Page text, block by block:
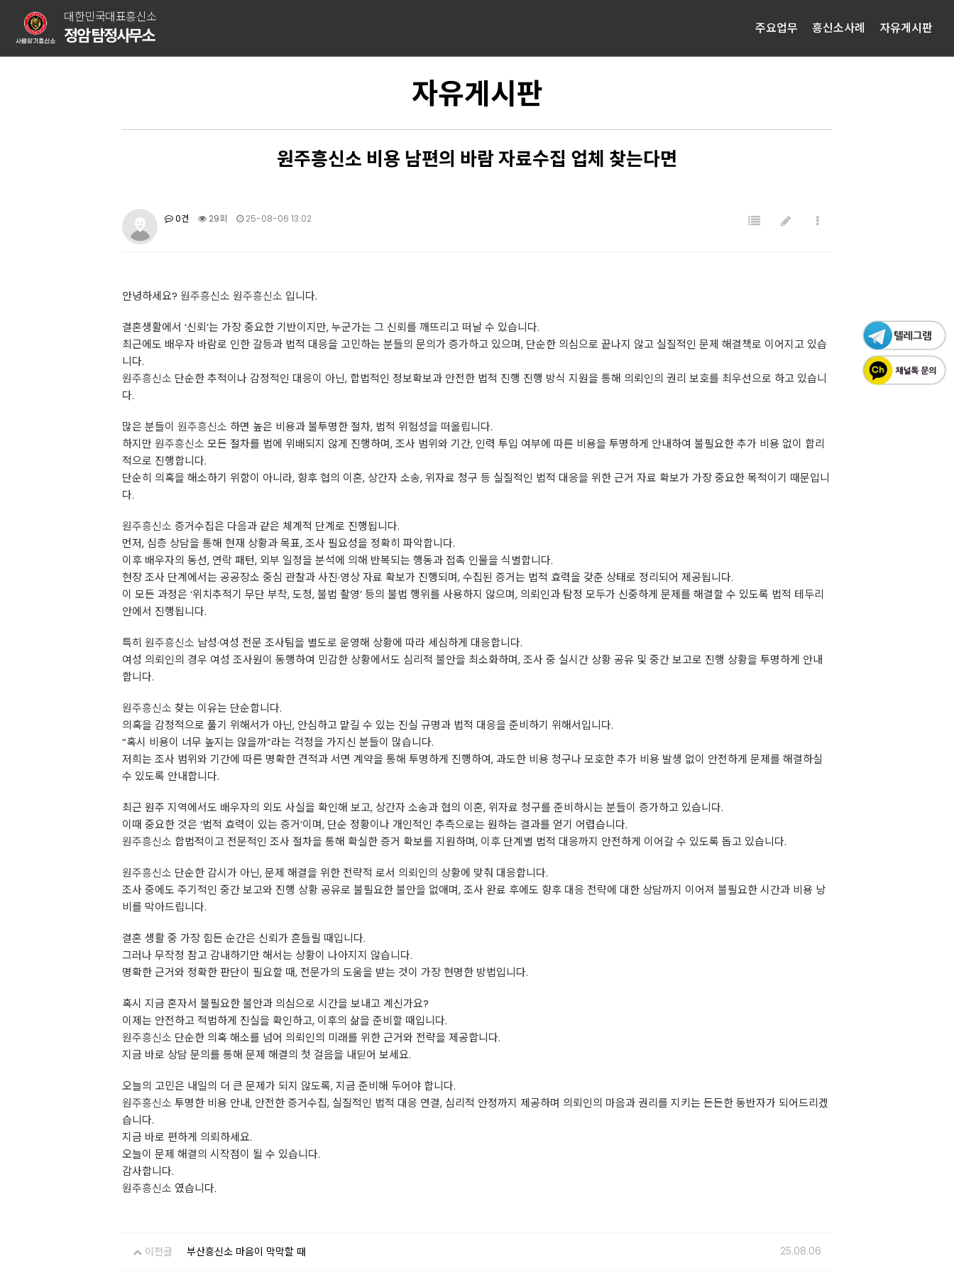
대한민국대표흥신소
정암 탐정사무소 주요업무 흥신소사례 자유게시판
자유게시판
원주흥신소 비용 남편의 바람 자료수집 업체 찾는다면
0건 29회 25-08-06 13:02
안녕하세요? 원주흥신소 원주흥신소 입니다.
결혼생활에서 ‘신뢰’는 가장 중요한 기반이지만, 누군가는 그 신뢰를 깨뜨리고 떠날 수 있습니다.
최근에도 배우자 바람로 인한 갈등과 법적 대응을 고민하는 분들의 문의가 증가하고 있으며, 단순한 의심으로 끝나지 않고 실질적인 문제 해결책로 이어지고 있습
니다.
원주흥신소 단순한 추적이나 감정적인 대응이 아닌, 합법적인 정보확보과 안전한 법적 진행 진행 방식 지원을 통해 의뢰인의 권리 보호를 최우선으로 하고 있습니
다.
많은 분들이 원주흥신소 하면 높은 비용과 불투명한 절차, 법적 위험성을 떠올립니다.
하지만 원주흥신소 모든 절차를 법에 위배되지 않게 진행하며, 조사 범위와 기간, 인력 투입 여부에 따른 비용을 투명하게 안내하여 불필요한 추가 비용 없이 합리
적으로 진행합니다.
단순히 의혹을 해소하기 위함이 아니라, 향후 협의 이혼, 상간자 소송, 위자료 청구 등 실질적인 법적 대응을 위한 근거 자료 확보가 가장 중요한 목적이기 때문입니
다.
원주흥신소 증거수집은 다음과 같은 체계적 단계로 진행됩니다.
먼저, 심층 상담을 통해 현재 상황과 목표, 조사 필요성을 정확히 파악합니다.
이후 배우자의 동선, 연락 패턴, 외부 일정을 분석에 의해 반복되는 행동과 접촉 인물을 식별합니다.
현장 조사 단계에서는 공공장소 중심 관찰과 사진·영상 자료 확보가 진행되며, 수집된 증거는 법적 효력을 갖춘 상태로 정리되어 제공됩니다.
이 모든 과정은 ‘위치추적기 무단 부착, 도청, 불법 촬영’ 등의 불법 행위를 사용하지 않으며, 의뢰인과 탐정 모두가 신중하게 문제를 해결할 수 있도록 법적 테두리
안에서 진행됩니다.
특히 원주흥신소 남성·여성 전문 조사팀을 별도로 운영해 상황에 따라 세심하게 대응합니다.
여성 의뢰인의 경우 여성 조사원이 동행하여 민감한 상황에서도 심리적 불안을 최소화하며, 조사 중 실시간 상황 공유 및 중간 보고로 진행 상황을 투명하게 안내
합니다.
원주흥신소 찾는 이유는 단순합니다.
의혹을 감정적으로 풀기 위해서가 아닌, 안심하고 맡길 수 있는 진실 규명과 법적 대응을 준비하기 위해서입니다.
“혹시 비용이 너무 높지는 않을까”라는 걱정을 가지신 분들이 많습니다.
저희는 조사 범위와 기간에 따른 명확한 견적과 서면 계약을 통해 투명하게 진행하여, 과도한 비용 청구나 모호한 추가 비용 발생 없이 안전하게 문제를 해결하실
수 있도록 안내합니다.
최근 원주 지역에서도 배우자의 외도 사실을 확인해 보고, 상간자 소송과 협의 이혼, 위자료 청구를 준비하시는 분들이 증가하고 있습니다.
이때 중요한 것은 ‘법적 효력이 있는 증거’이며, 단순 정황이나 개인적인 추측으로는 원하는 결과를 얻기 어렵습니다.
원주흥신소 합법적이고 전문적인 조사 절차을 통해 확실한 증거 확보를 지원하며, 이후 단계별 법적 대응까지 안전하게 이어갈 수 있도록 돕고 있습니다.
원주흥신소 단순한 감시가 아닌, 문제 해결을 위한 전략적 로서 의뢰인의 상황에 맞춰 대응합니다.
조사 중에도 주기적인 중간 보고와 진행 상황 공유로 불필요한 불안을 없애며, 조사 완료 후에도 향후 대응 전략에 대한 상담까지 이어져 불필요한 시간과 비용 낭
비를 막아드립니다.
결혼 생활 중 가장 힘든 순간은 신뢰가 흔들릴 때입니다.
그러나 무작정 참고 감내하기만 해서는 상황이 나아지지 않습니다.
명확한 근거와 정확한 판단이 필요할 때, 전문가의 도움을 받는 것이 가장 현명한 방법입니다.
혹시 지금 혼자서 불필요한 불안과 의심으로 시간을 보내고 계신가요?
이제는 안전하고 적법하게 진실을 확인하고, 이후의 삶을 준비할 때입니다.
원주흥신소 단순한 의혹 해소를 넘어 의뢰인의 미래를 위한 근거와 전략을 제공합니다.
지금 바로 상담 문의를 통해 문제 해결의 첫 걸음을 내딛어 보세요.
오늘의 고민은 내일의 더 큰 문제가 되지 않도록, 지금 준비해 두어야 합니다.
원주흥신소 투명한 비용 안내, 안전한 증거수집, 실질적인 법적 대응 연결, 심리적 안정까지 제공하며 의뢰인의 마음과 권리를 지키는 든든한 동반자가 되어드리겠
습니다.
지금 바로 편하게 의뢰하세요.
오늘이 문제 해결의 시작점이 될 수 있습니다.
감사합니다.
원주흥신소 였습니다.
이전글 부산흥신소 마음이 막막할 때 25.08.06